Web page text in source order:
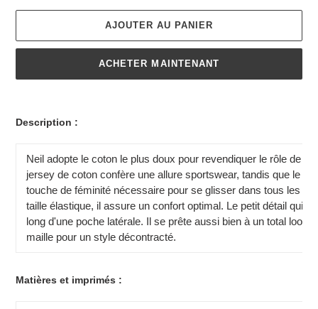
AJOUTER AU PANIER
ACHETER MAINTENANT
produit
votre
panier
Description :
Neil adopte le coton le plus doux pour revendiquer le rôle de
jersey de coton confère une allure sportswear, tandis que le fil
touche de féminité nécessaire pour se glisser dans tous les
taille élastique, il assure un confort optimal. Le petit détail qui
long d'une poche latérale. Il se prête aussi bien à un total look
maille pour un style décontracté.
Matières et imprimés :